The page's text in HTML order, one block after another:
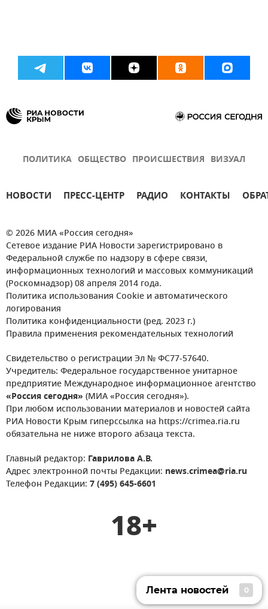
ПОЛИТИКА ОБЩЕСТВО ПРОИСШЕСТВИЯ ВИЗУАЛ
НОВОСТИ ПРЕСС-ЦЕНТР РАДИО КОНТАКТЫ
© 2026 МИА «Россия сегодня»
Сетевое издание РИА Новости зарегистрировано в
Федеральной службе по надзору в сфере связи,
информационных технологий и массовых коммуникаций
(Роскомнадзор) 08 апреля 2014 года.
Политика использования Cookie и автоматического
логирования
Политика конфиденциальности (ред. 2023 г.)
Правила применения рекомендательных технологий
Свидетельство о регистрации Эл № ФС77-57640.
Учредитель: Федеральное государственное унитарное
предприятие Международное информационное агентство
«Россия сегодня» (МИА «Россия сегодня»).
При любом использовании материалов и новостей сайта
РИА Новости Крым гиперссылка на https://crimea.ria.ru
обязательна не ниже второго абзаца текста.
Главный редактор: Гаврилова А.В.
Адрес электронной почты Редакции: news.crimea@ria.ru
Телефон Редакции: 7 (495) 645-6601
18+
Лента новостей 0